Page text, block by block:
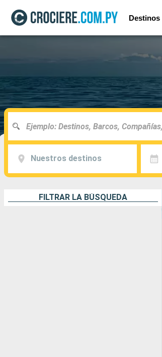
Destinos
Nuestros destinos
FILTRAR LA BÚSQUEDA